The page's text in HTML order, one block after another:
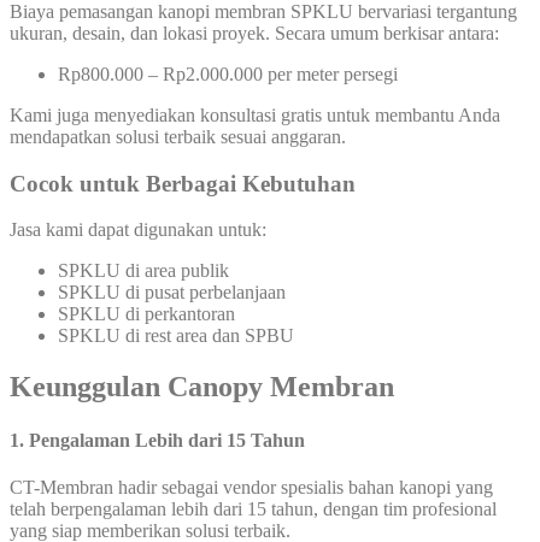
Biaya pemasangan kanopi membran SPKLU bervariasi tergantung
ukuran, desain, dan lokasi proyek. Secara umum berkisar antara:
Rp800.000 – Rp2.000.000 per meter persegi
Kami juga menyediakan konsultasi gratis untuk membantu Anda
mendapatkan solusi terbaik sesuai anggaran.
Cocok untuk Berbagai Kebutuhan
Jasa kami dapat digunakan untuk:
SPKLU di area publik
SPKLU di pusat perbelanjaan
SPKLU di perkantoran
SPKLU di rest area dan SPBU
Keunggulan Canopy Membran
1. Pengalaman Lebih dari 15 Tahun
CT-Membran hadir sebagai vendor spesialis bahan kanopi yang
telah berpengalaman lebih dari 15 tahun, dengan tim profesional
yang siap memberikan solusi terbaik.